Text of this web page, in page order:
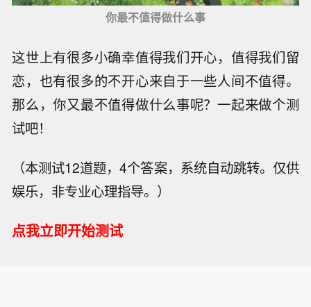
你最不值得做什么事
这世上有很多小确幸值得我们开心，值得我们留
恋，也有很多的不开心来自于一些人间不值得。
那么，你又最不值得做什么事呢？一起来做个测
试吧！
（本测试12道题，4个答案，系统自动跳转。仅供
娱乐，非专业心理指导。）
点我立即开始测试